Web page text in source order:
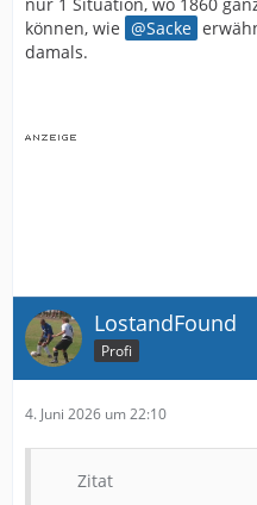
können, wie
Sacke
damals.
LostandFound
Profi
4. Juni 2026 um 22:10
Zitat